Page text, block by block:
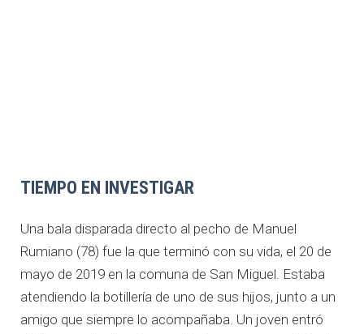
TIEMPO EN INVESTIGAR
Una bala disparada directo al pecho de Manuel
Rumiano (78) fue la que terminó con su vida, el 20 de
mayo de 2019 en la comuna de San Miguel. Estaba
atendiendo la botillería de uno de sus hijos, junto a un
amigo que siempre lo acompañaba. Un joven entró